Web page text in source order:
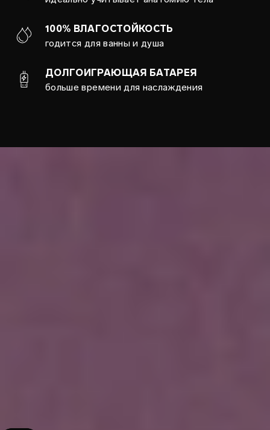
100% ВЛАГОСТОЙКОСТЬ
годится для ванны и душа
ДОЛГОИГРАЮЩАЯ БАТАРЕЯ
больше времени для наслаждения